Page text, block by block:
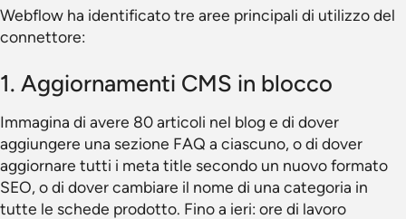
Webflow ha identificato tre aree principali di utilizzo del
connettore:
1. Aggiornamenti CMS in blocco
Immagina di avere 80 articoli nel blog e di dover
aggiungere una sezione FAQ a ciascuno, o di dover
aggiornare tutti i meta title secondo un nuovo formato
SEO, o di dover cambiare il nome di una categoria in
tutte le schede prodotto. Fino a ieri: ore di lavoro